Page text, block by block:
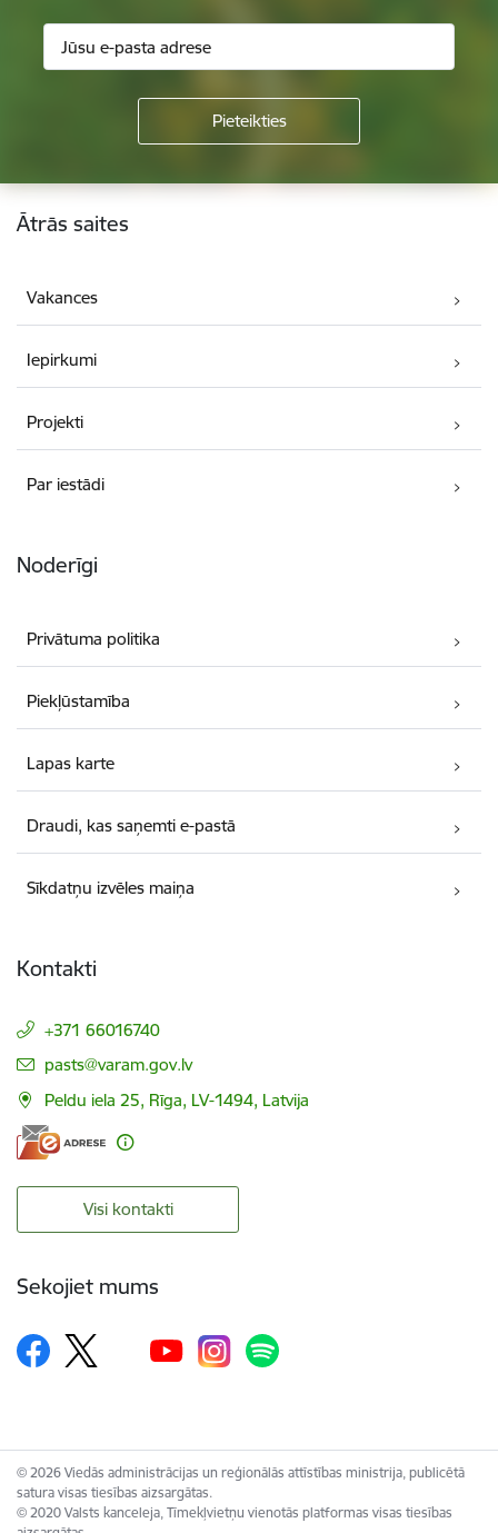
Kājene
Ātrās saites
Vakances
Iepirkumi
Projekti
Par iestādi
Noderīgi
Privātuma politika
Piekļūstamība
Lapas karte
Draudi, kas saņemti e-pastā
Sīkdatņu izvēles maiņa
Kontakti
+371 66016740
E-pasts:
pasts@varam.gov.lv
Peldu iela 25, Rīga, LV-1494, Latvija
Visi kontakti
Sekojiet mums
© 2026 Viedās administrācijas un reģionālās attīstības ministrija, publicētā
satura visas tiesības aizsargātas.
© 2020 Valsts kanceleja, Tīmekļvietņu vienotās platformas visas tiesības